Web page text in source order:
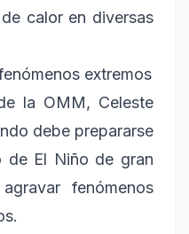
calor en diversas
extremos
la OMM, Celeste
debe prepararse
de El Niño de gran
fenómenos